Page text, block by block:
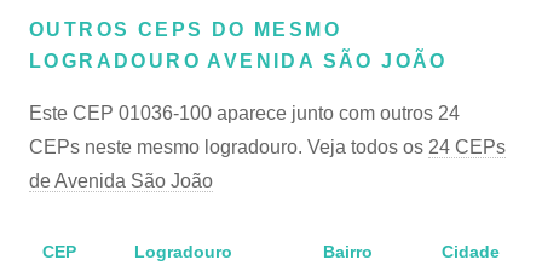
OUTROS CEPS DO MESMO
LOGRADOURO AVENIDA SÃO JOÃO
Este CEP 01036-100 aparece junto com outros 24
CEPs neste mesmo logradouro. Veja todos os 24 CEPs
de Avenida São João
CEP Logradouro Bairro Cidade